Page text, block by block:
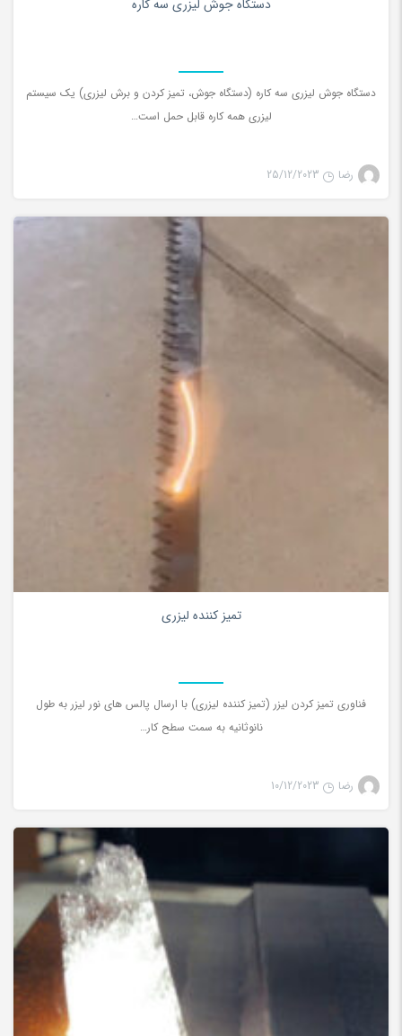
دستگاه جوش لیزری سه کاره
دستگاه جوش لیزری سه کاره (دستگاه جوش، تمیز کردن و برش لیزری) یک سیستم
لیزری همه کاره قابل حمل است…
رضا 25/12/2023
تمیز کننده لیزری
فناوری تمیز کردن لیزر (تمیز کننده لیزری) با ارسال پالس های نور لیزر به طول
نانوثانیه به سمت سطح کار…
رضا 10/12/2023